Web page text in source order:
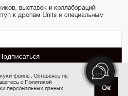
выставок и коллабораций
к дропам Units и специальным
© 2022-2026
файлы. Оставаясь на
с Политикой
персональных данных.
Ок